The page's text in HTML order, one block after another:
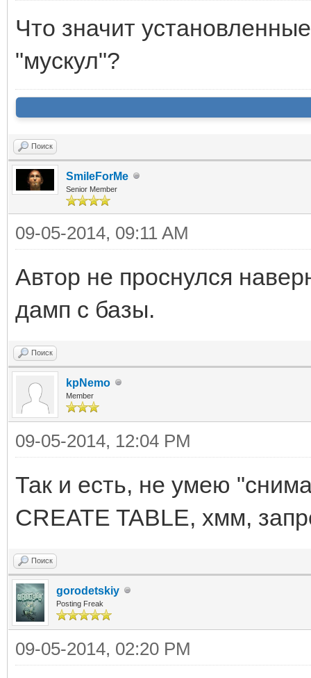
Что значит
"мускул"?
Поиск
SmileForMe
Senior Member
09-05-2014, 09:11 AM
Автор не проснулся
дамп с базы.
Поиск
kpNemo
Member
09-05-2014, 12:04 PM
Так и есть, не умею
CREATE TABLE, хмм,
Поиск
gorodetskiy
Posting Freak
09-05-2014, 02:20 PM